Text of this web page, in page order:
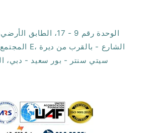
الوحدة رقم 9 - 17،
سيتي سنتر - بور سعيد - دبي،